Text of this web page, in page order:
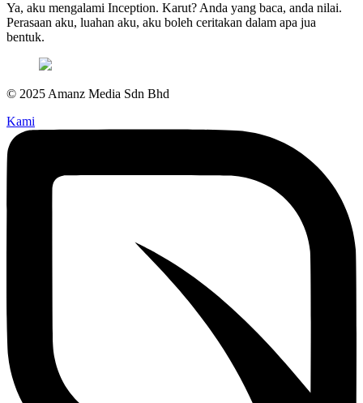
Ya, aku mengalami Inception. Karut? Anda yang baca, anda nilai.
Perasaan aku, luahan aku, aku boleh ceritakan dalam apa jua
bentuk.
© 2025 Amanz Media Sdn Bhd
Kami